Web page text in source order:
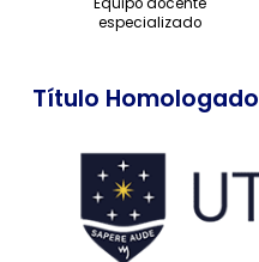
especializado
Título Homologado